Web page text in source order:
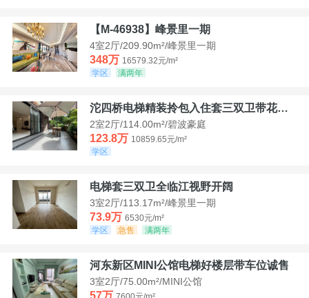
【M-46938】峰景里一期
4室2厅/209.90m²/峰景里一期
348万 16579.32元/m²
学区
满两年
沱四桥电梯精装拎包入住套三双卫带花园40平米带车位
2室2厅/114.00m²/碧波豪庭
123.8万 10859.65元/m²
学区
电梯套三双卫全临江视野开阔
3室2厅/113.17m²/峰景里一期
73.9万 6530元/m²
学区
急售 满两年
河东新区MINI公馆电梯好楼层带车位诚售
3室2厅/75.00m²/MINI公馆
57万